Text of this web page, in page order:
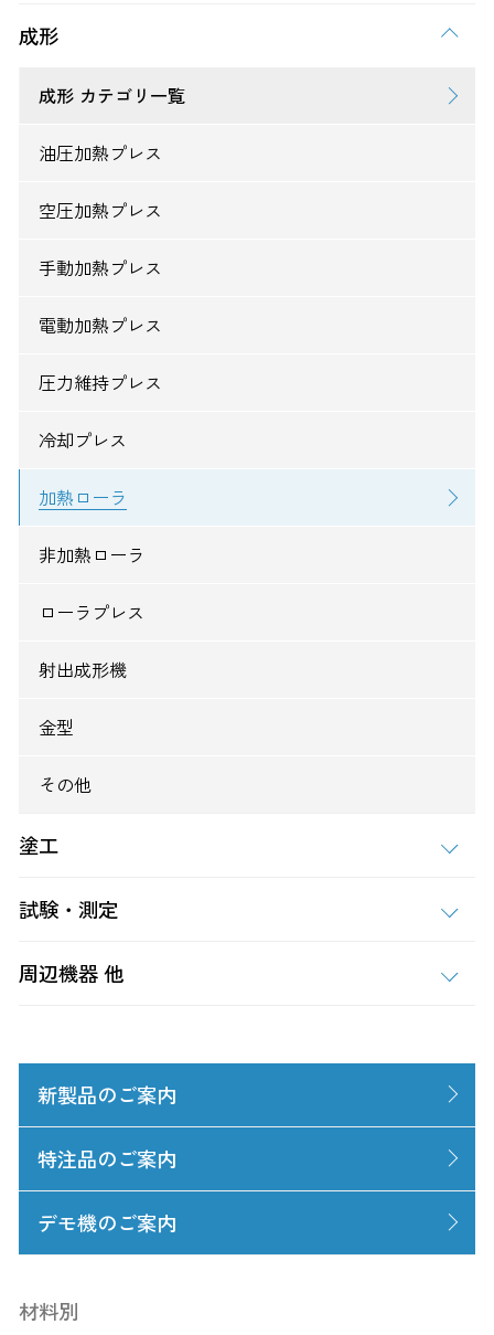
成形
成形 カテゴリ一覧
油圧加熱プレス
空圧加熱プレス
手動加熱プレス
電動加熱プレス
圧力維持プレス
冷却プレス
加熱ローラ
非加熱ローラ
ローラプレス
射出成形機
金型
その他
塗工
試験・測定
周辺機器 他
新製品のご案内
特注品のご案内
デモ機のご案内
材料別